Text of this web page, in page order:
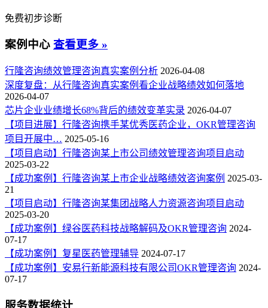
免费初步诊断
案例中心 查看更多 »
行隆咨询绩效管理咨询真实案例分析 2026-04-08
深度复盘：从行隆咨询真实案例看企业战略绩效如何落地
2026-04-07
芯片企业业绩增长68%背后的绩效变革实录 2026-04-07
【项目进展】行隆咨询携手某优秀医药企业，OKR管理咨询
项目开展中… 2025-05-16
【项目启动】行隆咨询某上市公司绩效管理咨询项目启动
2025-03-22
【成功案例】行隆咨询某上市企业战略绩效咨询案例 2025-03-
21
【项目启动】行隆咨询某集团战略人力资源咨询项目启动
2025-03-20
【成功案例】绿谷医药科技战略解码及OKR管理咨询 2024-
07-17
【成功案例】复星医药管理辅导 2024-07-17
【成功案例】安易行新能源科技有限公司OKR管理咨询 2024-
07-17
服务数据统计